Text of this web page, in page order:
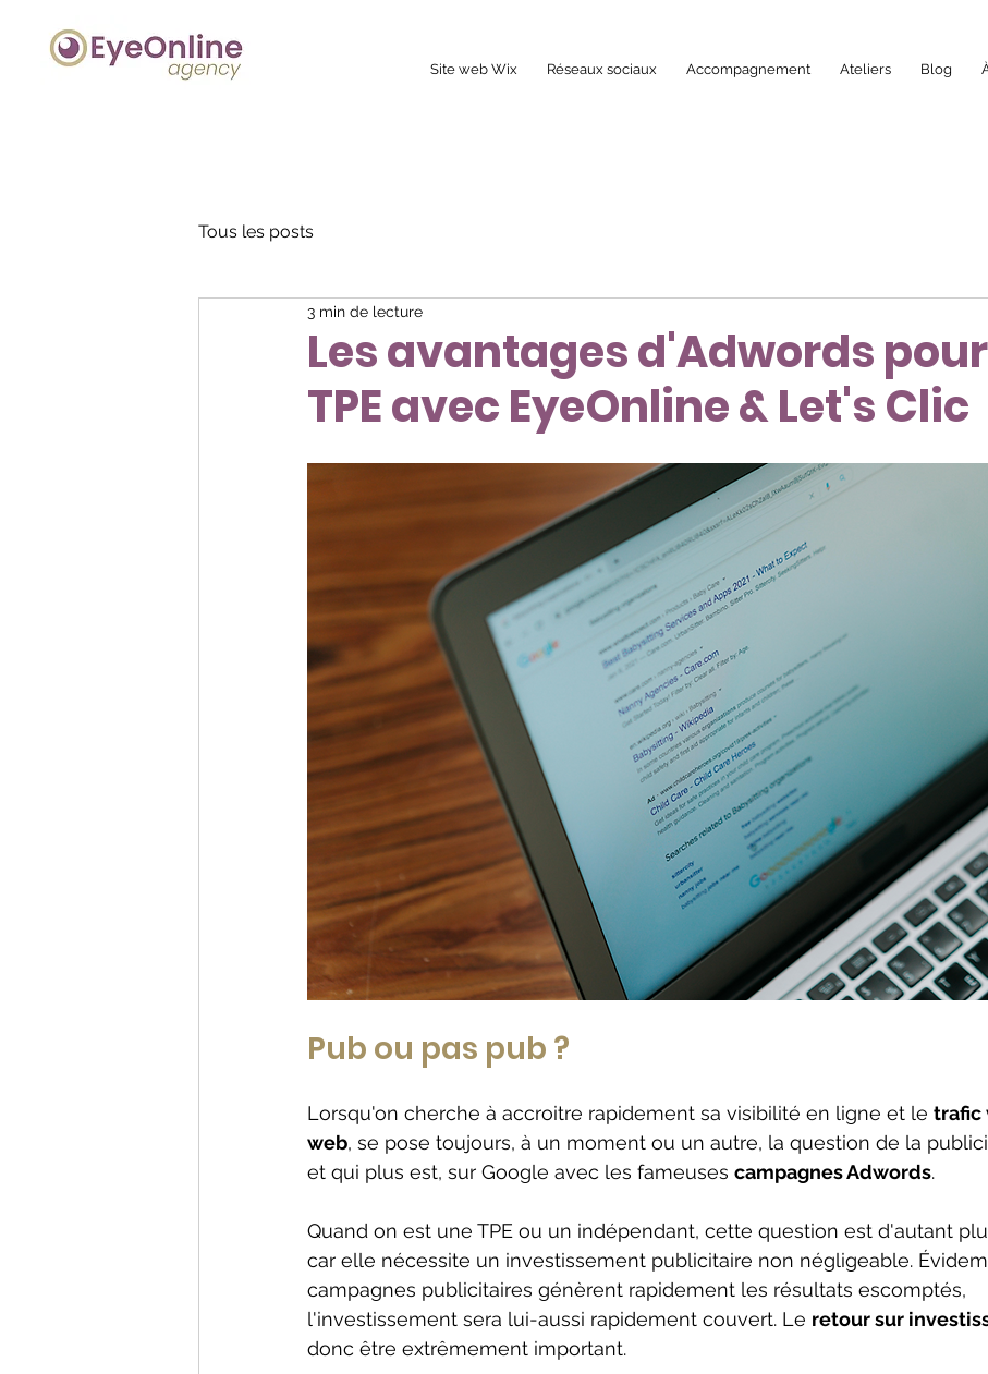
Site web Wix Réseaux sociaux Accompagnement Ateliers Blog
Tous les posts
Les avantages d'Adwords
TPE avec EyeOnline & Let's Clic
3 min de lecture
Pub ou pas pub ?
Lorsqu'on cherche à accroitre rapidement sa visibilité en ligne et le trafic
web, se pose toujours, à un moment ou un autre, la question de la
et qui plus est, sur Google avec les fameuses campagnes Adwords.
Quand on est une TPE ou un indépendant, cette question est d'autant
car elle nécessite un investissement publicitaire non négligeable.
campagnes publicitaires génèrent rapidement les résultats escomptés,
l'investissement sera lui-aussi rapidement couvert. Le retour sur
donc être extrêmement important.